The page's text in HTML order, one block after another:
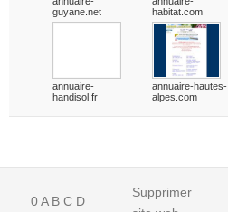
guyane.net
habitat.com
annuaire-
handisol.fr
annuaire-hautes-
alpes.com
0A B C D
Supprimer